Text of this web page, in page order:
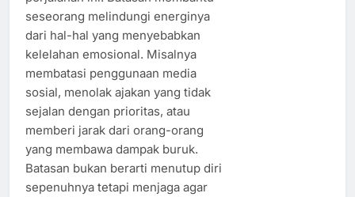
seseorang melindungi energinya
dari hal-hal yang menyebabkan
kelelahan emosional. Misalnya
membatasi penggunaan media
sosial, menolak ajakan yang tidak
sejalan dengan prioritas, atau
memberi jarak dari orang-orang
yang membawa dampak buruk.
Batasan bukan berarti menutup diri
sepenuhnya tetapi menjaga agar